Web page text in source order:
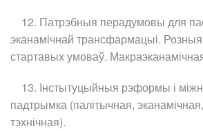
12. Патрэбныя перадумовы для
эканамічнай трансфармацыі.
стартавых умоваў.
13. Інстытуцыйныя рэформы і
падтрымка (палітычная,
тэхнічная).